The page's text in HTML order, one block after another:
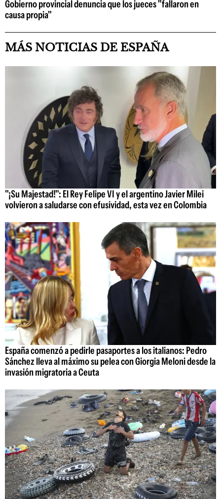
Gobierno provincial denuncia que los jueces "fallaron en
causa propia"
MÁS NOTICIAS DE ESPAÑA
"¡Su Majestad!": El Rey Felipe VI y el argentino Javier Milei
volvieron a saludarse con efusividad, esta vez en Colombia
España comenzó a pedirle pasaportes a los italianos: Pedro
Sánchez lleva al máximo su pelea con Giorgia Meloni desde la
invasión migratoria a Ceuta